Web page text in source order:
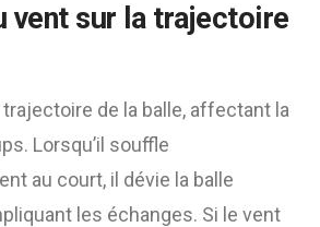
vent sur la trajectoire
de la balle, affectant la
Lorsqu’il souffle
au court, il dévie la balle
les échanges. Si le vent